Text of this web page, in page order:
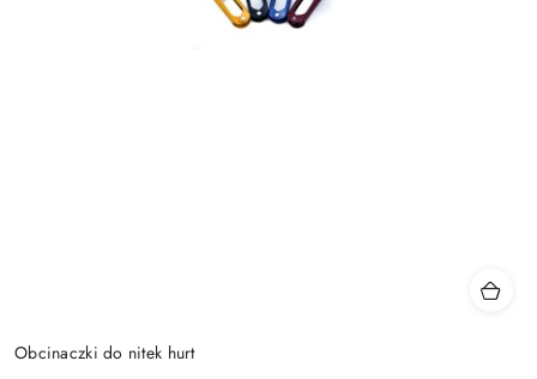
Obcinaczki do nitek hurt